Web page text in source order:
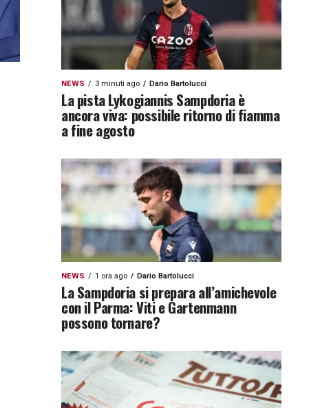
NEWS 3 minuti ago Dario Bartolucci
La pista Lykogiannis Sampdoria è
ancora viva: possibile ritorno di fiamma
a fine agosto
NEWS 1 ora ago Dario Bartolucci
La Sampdoria si prepara all’amichevole
con il Parma: Viti e Gartenmann
possono tornare?